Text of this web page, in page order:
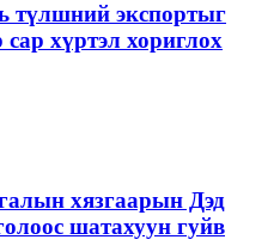
түлшний экспортыг
хүртэл хориглох
хязгаарын Дэд
шатахуун гуйв